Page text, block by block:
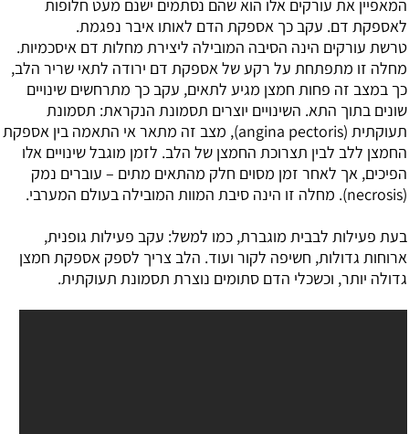
המאפיין את עורקים אלו הוא שהם נסתמים ישנם מעט חלופות
לאספקת דם. עקב כך אספקת הדם לאותו איבר נפגמת.
טרשת עורקים הינה הסיבה המובילה ליצירת מחלות דם איסכמיות.
מחלה זו מתפתחת על רקע של אספקת דם ירודה לתאי שריר הלב,
כך במצב זה פחות חמצן מגיע לתאים, עקב כך מתרחשים שינויים
שונים בתוך התא. השינויים יוצרים תסמונת הנקראת: תסמונת
תעוקתית (angina pectoris), מצב זה מתאר אי התאמה בין אספקת
החמצן ללב לבין תצרוכת החמצן של הלב. לזמן מוגבל שינויים אלו
הפיכים, אך לאחר זמן מסוים חלק מהתאים מתים – עוברים נמק
(necrosis). מחלה זו הינה סיבת המוות המובילה בעולם המערבי.
בעת פעילות לבבית מוגברת, כמו למשל: עקב פעילות גופנית,
ארוחות גדולות, חשיפה לקור ועוד. הלב צריך לספק אספקת חמצן
גדולה יותר, וכשכלי הדם סתומים נוצרת תסמונת תעוקתית.